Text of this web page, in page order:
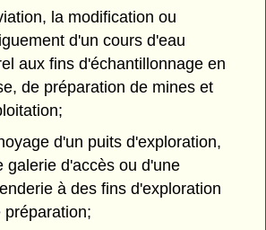
la modification ou
d'un cours d'eau
aux fins d'échantillonnage en
de préparation de mines et
d'un puits d'exploration,
galerie d'accès ou d'une
à des fins d'exploration
préparation;